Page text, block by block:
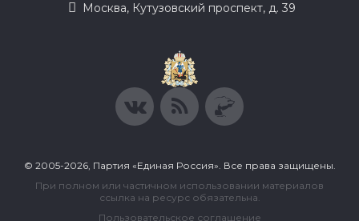
Москва, Кутузовский проспект, д. 39
© 2005-2026, Партия «Единая Россия». Все права защищены.
При полном или частичном использовании материалов
ссылка на ресурс обязательна.
Пользовательское соглашение